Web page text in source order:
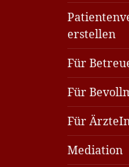
erstellen
Für
Für
Für
Mediation